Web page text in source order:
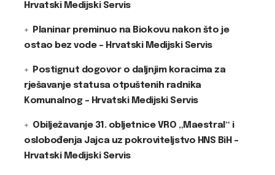
Hrvatski Medijski Servis
Planinar preminuo na Biokovu nakon što je
ostao bez vode – Hrvatski Medijski Servis
Postignut dogovor o daljnjim koracima za
rješavanje statusa otpuštenih radnika
Komunalnog – Hrvatski Medijski Servis
Obilježavanje 31. obljetnice VRO „Maestral“ i
oslobođenja Jajca uz pokroviteljstvo HNS BiH –
Hrvatski Medijski Servis